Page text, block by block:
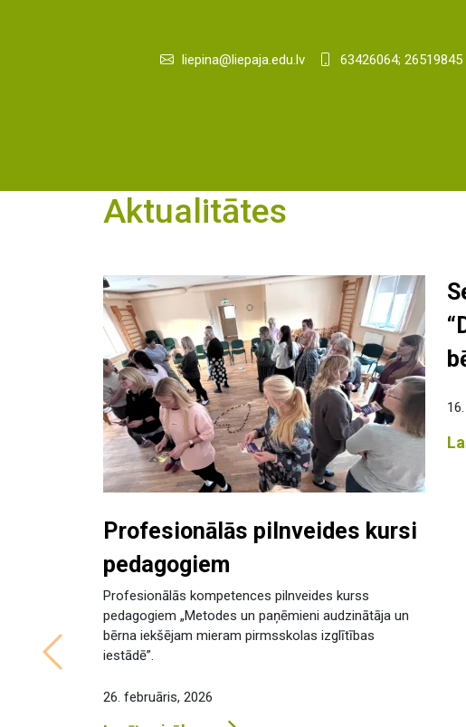
liepina@liepaja.edu.lv 63426064; 26519845
Aktualitātes
Profesionālās pilnveides kursi
pedagogiem
Profesionālās kompetences pilnveides kurss
pedagogiem „Metodes un paņēmieni audzinātāja un
bērna iekšējam mieram pirmsskolas izglītības
iestādē”.
26. februāris, 2026
Previous